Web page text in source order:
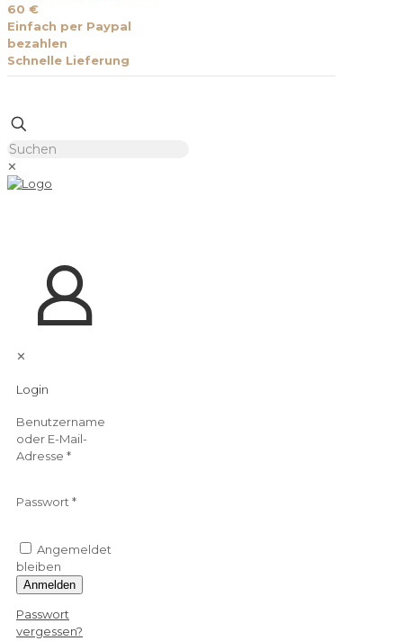
60 €
Einfach per Paypal
bezahlen
Schnelle Lieferung
✕
✕
Login
Benutzername
oder E-Mail-
Adresse *
Passwort *
Angemeldet
bleiben
Anmelden
Passwort
vergessen?